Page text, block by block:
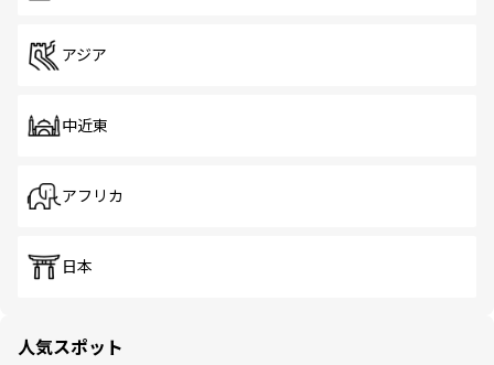
アジア
中近東
アフリカ
日本
人気スポット